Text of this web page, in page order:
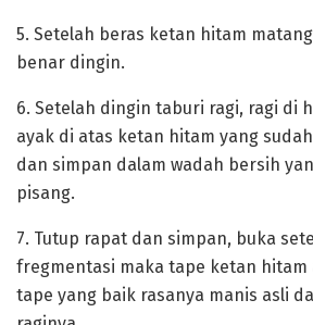
‎5. Setelah beras ketan hitam
benar dingin.
‎6. Setelah dingin taburi ragi, ragi di
ayak di atas ketan hitam yang
dan simpan dalam wadah bersih
pisang.
‎7. Tutup rapat dan simpan, buka
fregmentasi maka tape ketan hitam
tape yang baik rasanya manis asli